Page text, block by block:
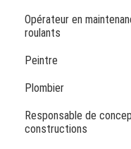
Opérateur en
roulants
Peintre
Plombier
Responsable de
constructions